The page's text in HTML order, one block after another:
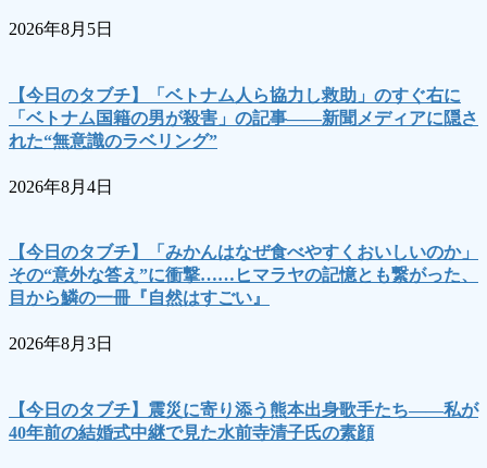
2026年8月5日
【今日のタブチ】「ベトナム人ら協力し救助」のすぐ右に
「ベトナム国籍の男が殺害」の記事――新聞メディアに隠さ
れた“無意識のラベリング”
2026年8月4日
【今日のタブチ】「みかんはなぜ食べやすくおいしいのか」
その“意外な答え”に衝撃……ヒマラヤの記憶とも繋がった、
目から鱗の一冊『自然はすごい』
2026年8月3日
【今日のタブチ】震災に寄り添う熊本出身歌手たち――私が
40年前の結婚式中継で見た水前寺清子氏の素顔